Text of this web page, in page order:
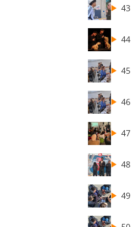
43
44
45
46
47
48
49